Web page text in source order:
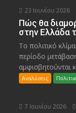
23 Ιουνίου 2026
Πώς θα
στην Ελλάδα
Το πολιτικό
περίοδο
αμφισβητούνται
Αναλύσεις
7 Ιουνίου 2026